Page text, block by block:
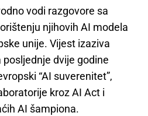
vodi razgovore sa
njihovih AI modela
unije. Vijest izaziva
dvije godine
“AI suverenitet”,
kroz AI Act i
AI šampiona.